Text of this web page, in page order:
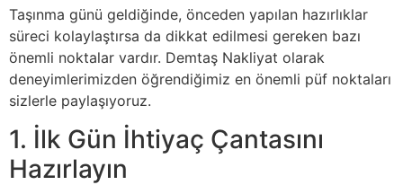
Taşınma günü geldiğinde, önceden yapılan hazırlıklar
süreci kolaylaştırsa da dikkat edilmesi gereken bazı
önemli noktalar vardır. Demtaş Nakliyat olarak
deneyimlerimizden öğrendiğimiz en önemli püf noktaları
sizlerle paylaşıyoruz.
1. İlk Gün İhtiyaç Çantasını
Hazırlayın